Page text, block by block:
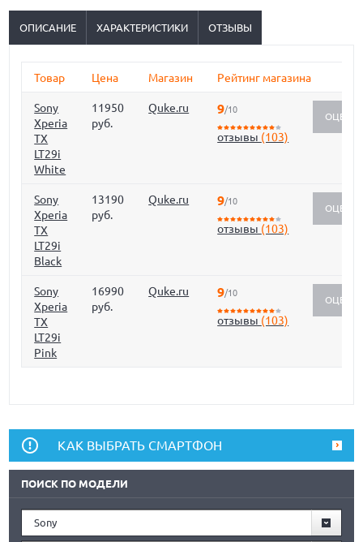
ОПИСАНИЕ ХАРАКТЕРИСТИКИ ОТЗЫВЫ
Товар Цена Магазин Рейтинг магазина
Sony
Xperia
TX
LT29i
White
11950
руб.
Quke.ru 9/10
отзывы (103)
Sony
Xperia
TX
LT29i
Black
13190
руб.
Quke.ru 9/10
отзывы (103)
Sony
Xperia
TX
LT29i
Pink
16990
руб.
Quke.ru 9/10
отзывы (103)
КАК ВЫБРАТЬ СМАРТФОН
ПОИСК ПО МОДЕЛИ
Sony